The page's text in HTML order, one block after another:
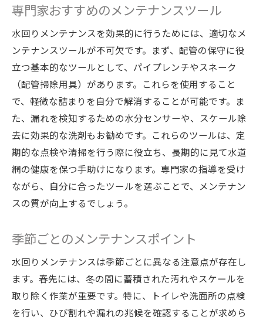
専門家おすすめのメンテナンスツール
水回りメンテナンスを効果的に行うためには、適切なメ
ンテナンスツールが不可欠です。まず、配管の保守に役
立つ基本的なツールとして、パイプレンチやスネーク
（配管掃除用具）があります。これらを使用すること
で、軽微な詰まりを自分で解消することが可能です。ま
た、漏れを検知するための水分センサーや、スケール除
去に効果的な洗剤もお勧めです。これらのツールは、定
期的な点検や清掃を行う際に役立ち、長期的に見て水道
網の健康を保つ手助けになります。専門家の指導を受け
ながら、自分に合ったツールを選ぶことで、メンテナン
スの質が向上するでしょう。
季節ごとのメンテナンスポイント
水回りメンテナンスは季節ごとに異なる注意点が存在し
ます。春先には、冬の間に蓄積された汚れやスケールを
取り除く作業が重要です。特に、トイレや洗面所の点検
を行い、ひび割れや漏れの兆候を確認することが求めら